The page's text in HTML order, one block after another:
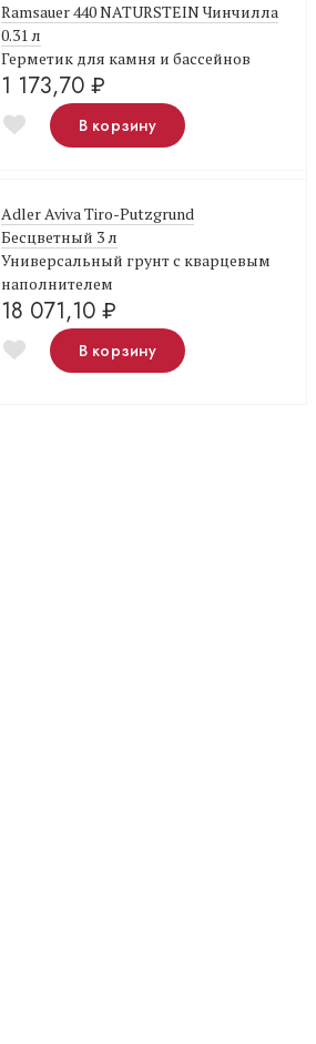
Ramsauer 440 NATURSTEIN Чинчилла
0.31 л
Герметик для камня и бассейнов
1 173,70 ₽
В корзину
Adler Aviva Tiro-Putzgrund
Бесцветный 3 л
Универсальный грунт с кварцевым
наполнителем
18 071,10 ₽
В корзину